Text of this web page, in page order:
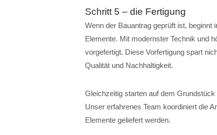
Schritt 5 – die Fertigung
Wenn der Bauantrag geprüft ist, beginnt
Elemente. Mit modernster Technik und
vorgefertigt. Diese Vorfertigung spart
Qualität und Nachhaltigkeit.
Gleichzeitig starten auf dem
Unser erfahrenes Team koordiniert die
Elemente geliefert werden.